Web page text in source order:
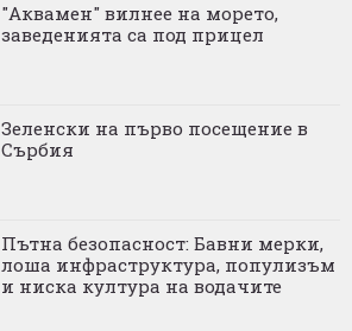
"Аквамен" вилнее на морето,
заведенията са под прицел
Зеленски на първо посещение в
Сърбия
Пътна безопасност: Бавни мерки,
лоша инфраструктура, популизъм
и ниска култура на водачите